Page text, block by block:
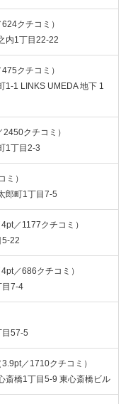
クチコミ）
内1丁目22-22
475クチコミ）
1-1 LINKS UMEDA 地下 1
2450クチコミ）
1丁目2-3
ミ）
郎町1丁目7-5
4pt／1177クチコミ）
5-22
4pt／686クチコミ）
目7-4
57-5
3.9pt／1710クチコミ）
斎橋1丁目5-9 東心斎橋ビル